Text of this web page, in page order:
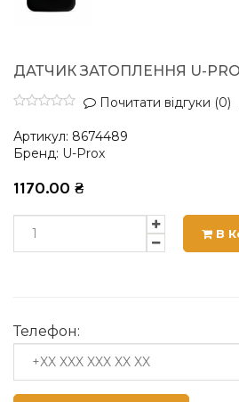
ДАТЧИК ЗАТОПЛЕННЯ U-
Почитати відгуки (0)
Артикул: 8674489
Бренд: U-Prox
1170.00 ₴
В
Телефон: